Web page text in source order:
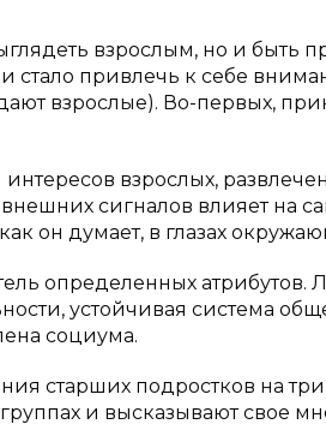
взрослым, но и быть
стало привлечь к себе
взрослые). Во-первых,
взрослых,
сигналов влияет на
он думает, в глазах
определенных атрибутов.
устойчивая система
социума.
старших подростков на
и высказывают свое